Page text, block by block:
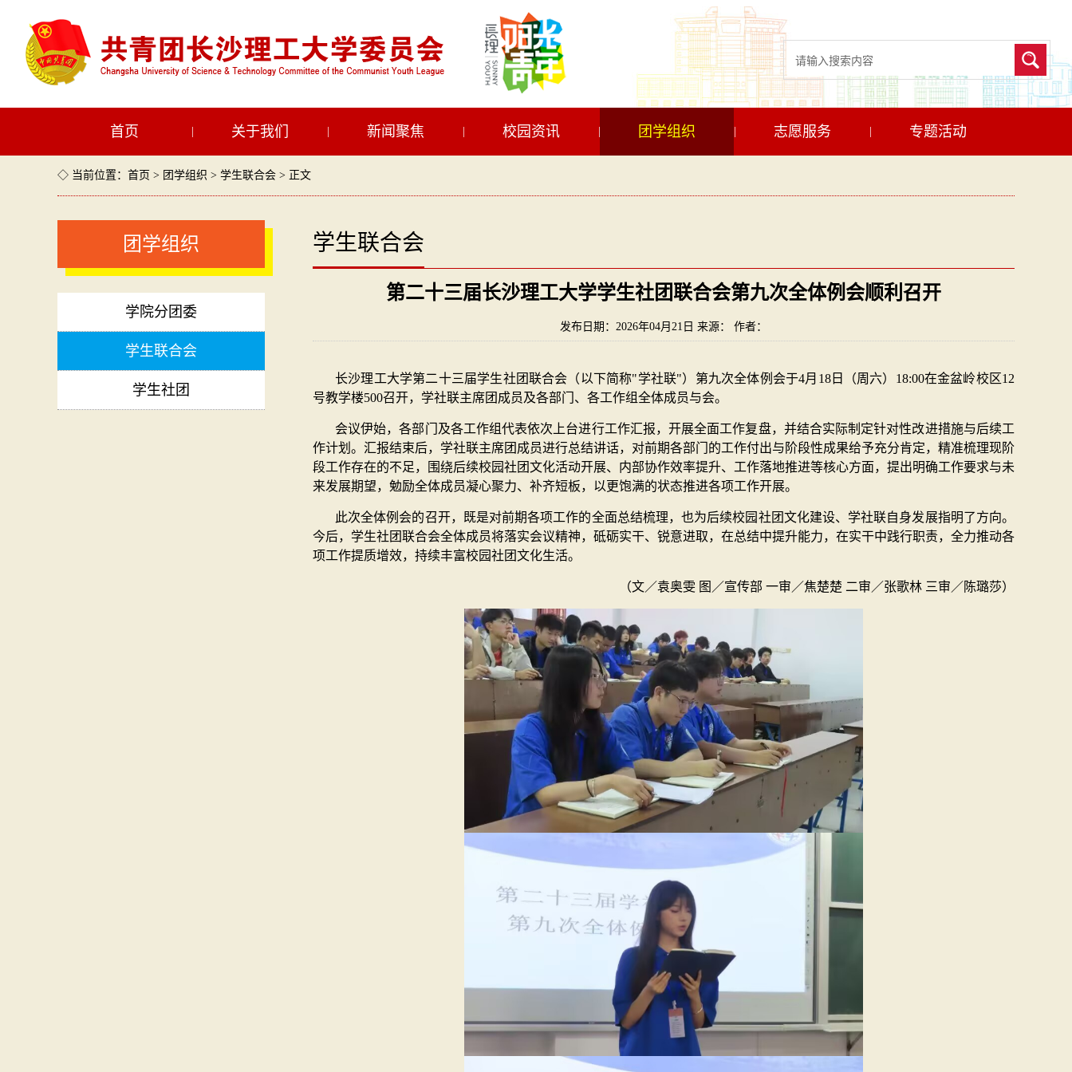
首页 关于我们 新闻聚焦 校园资讯 团学组织 志愿服务 专题活动
◇ 当前位置： 首页 > 团学组织 > 学生联合会 > 正文
团学组织
学院分团委
学生联合会
学生社团
学生联合会
第二十三届长沙理工大学学生社团联合会第九次全体例会顺利召开
发布日期：2026年04月21日 来源： 作者：
长沙理工大学第二十三届学生社团联合会（以下简称"学社联"）第九次全体例会于4月18日（周六）18:00在金盆岭校区12
号教学楼500召开，学社联主席团成员及各部门、各工作组全体成员与会。
会议伊始，各部门及各工作组代表依次上台进行工作汇报，开展全面工作复盘，并结合实际制定针对性改进措施与后续工
作计划。汇报结束后，学社联主席团成员进行总结讲话，对前期各部门的工作付出与阶段性成果给予充分肯定，精准梳理现阶
段工作存在的不足，围绕后续校园社团文化活动开展、内部协作效率提升、工作落地推进等核心方面，提出明确工作要求与未
来发展期望，勉励全体成员凝心聚力、补齐短板，以更饱满的状态推进各项工作开展。
此次全体例会的召开，既是对前期各项工作的全面总结梳理，也为后续校园社团文化建设、学社联自身发展指明了方向。
今后，学生社团联合会全体成员将落实会议精神，砥砺实干、锐意进取，在总结中提升能力，在实干中践行职责，全力推动各
项工作提质增效，持续丰富校园社团文化生活。
（文／袁奥雯 图／宣传部 一审／焦楚楚 二审／张歌林 三审／陈璐莎）